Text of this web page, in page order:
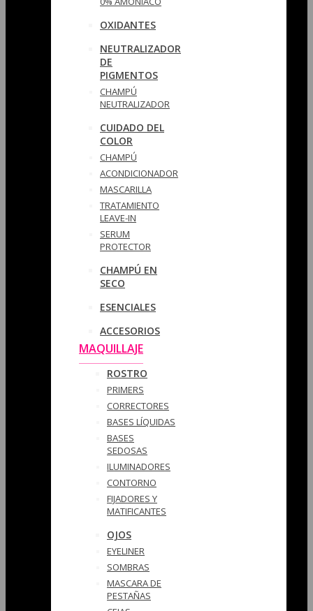
OXIDANTES
NEUTRALIZADOR
DE
PIGMENTOS
CHAMPÚ
NEUTRALIZADOR
CUIDADO DEL
COLOR
CHAMPÚ
ACONDICIONADOR
MASCARILLA
TRATAMIENTO
LEAVE-IN
SERUM
PROTECTOR
CHAMPÚ EN
SECO
ESENCIALES
ACCESORIOS
MAQUILLAJE
ROSTRO
PRIMERS
CORRECTORES
BASES LÍQUIDAS
BASES
SEDOSAS
ILUMINADORES
CONTORNO
FIJADORES Y
MATIFICANTES
OJOS
EYELINER
SOMBRAS
MASCARA DE
PESTAÑAS